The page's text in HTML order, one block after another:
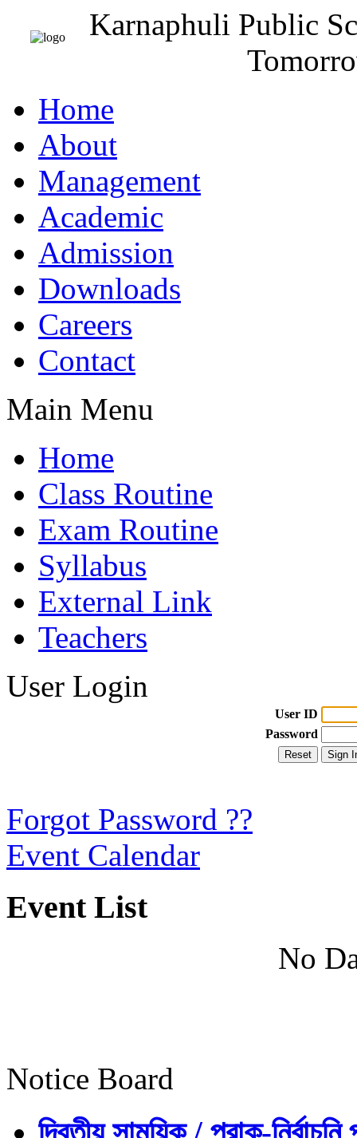
Karnaphuli Public
Home
About
Management
Academic
Admission
Downloads
Careers
Contact
Main Menu
Home
Class Routine
Exam Routine
Syllabus
External Link
Teachers
User Login
User ID
Password
Forgot Password ??
Event Calendar
Event List
No
Notice Board